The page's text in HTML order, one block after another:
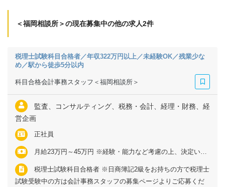
＜福岡相談所＞の現在募集中の他の求人2件
税理士試験科目合格者／年収322万円以上／未経験OK／残業少な
め／駅から徒歩5分以内
科目合格会計事務スタッフ＜福岡相談所＞
監査、コンサルティング、税務・会計、経理・財務、経
営企画
正社員
月給23万円～45万円 ※経験・能力など考慮の上、決定いたします ※残業代は全額支給
税理士試験科目合格者 ※日商簿記2級をお持ちの方で税理士
試験受験中の方は会計事務スタッフの募集ページよりご応募くだ